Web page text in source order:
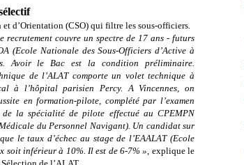
et d’Orientation (CSO) qui filtre les sous-officiers.
recrutement couvre un spectre de 17 ans - futurs
(Ecole Nationale des Sous-Officiers d’Active à
Avoir le Bac est la condition préliminaire.
de l’ALAT comporte un volet technique à
à l’hôpital parisien Percy. A Vincennes, on
en formation-pilote, complété par l’examen
la spécialité de pilote effectué au CPEMPN
du Personnel Navigant). Un candidat sur
le taux d’échec au stage de l’EAALAT (Ecole
soit inférieur à 10%. Il est de 6-7% », explique le